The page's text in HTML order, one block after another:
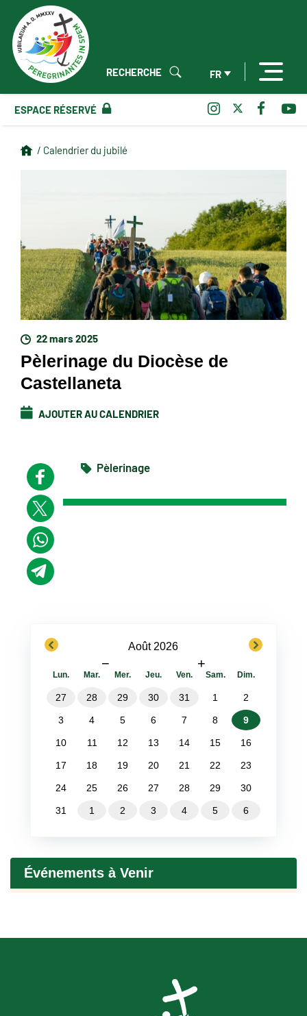
FR
RECHERCHE
ESPACE RÉSERVÉ
/ Calendrier du jubilé
22 mars 2025
Pèlerinage du Diocèse de
Castellaneta
AJOUTER AU CALENDRIER
Pèlerinage
previous Août 2026
− +
next
Lun. Mar. Mer. Jeu. Ven. Sam. Dim.
27 28 29 30 31 1 2
3 4 5 6 7 8 9
10 11 12 13 14 15 16
17 18 19 20 21 22 23
24 25 26 27 28 29 30
31 1 2 3 4 5 6
Événements à Venir